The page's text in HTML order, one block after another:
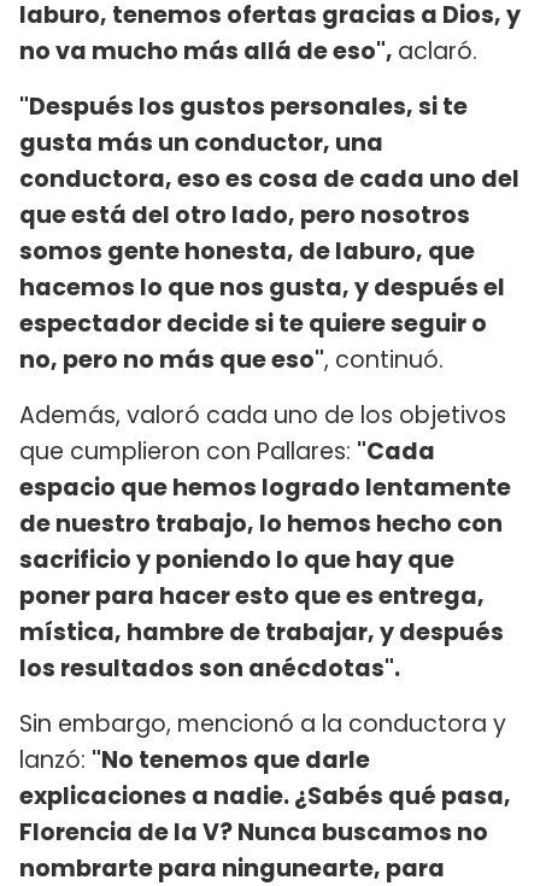
laburo, tenemos ofertas gracias a Dios, y
no va mucho más allá de eso", aclaró.
"Después los gustos personales, si te
gusta más un conductor, una
conductora, eso es cosa de cada uno del
que está del otro lado, pero nosotros
somos gente honesta, de laburo, que
hacemos lo que nos gusta, y después el
espectador decide si te quiere seguir o
no, pero no más que eso", continuó.
Además, valoró cada uno de los objetivos
que cumplieron con Pallares: "Cada
espacio que hemos logrado lentamente
de nuestro trabajo, lo hemos hecho con
sacrificio y poniendo lo que hay que
poner para hacer esto que es entrega,
mística, hambre de trabajar, y después
los resultados son anécdotas".
Sin embargo, mencionó a la conductora y
lanzó: "No tenemos que darle
explicaciones a nadie. ¿Sabés qué pasa,
Florencia de la V? Nunca buscamos no
nombrarte para ningunearte, para